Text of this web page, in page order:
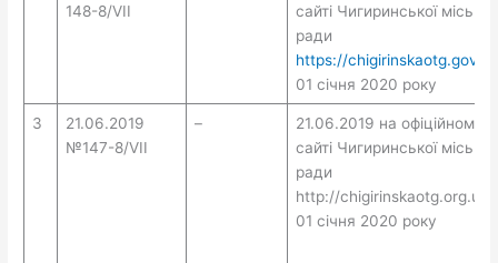
148-8/VII
сайті Чигиринської міської
ради
https://
01 січня 2020 року
3
21.06.2019
№147-8/VII
–
21.06.2019 на офіційному
сайті Чигиринської міської
ради
http://chigirinskaotg.org.ua/
01 січня 2020 року